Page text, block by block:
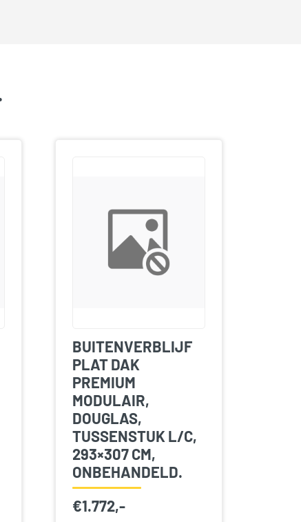
BUITENVERBLIJF
PLAT DAK
PREMIUM
MODULAIR,
DOUGLAS,
TUSSENSTUK L/C,
293×307 CM,
ONBEHANDELD.
€1.772,-